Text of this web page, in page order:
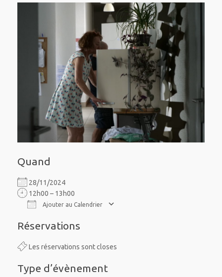
Quand
28/11/2024
12h00 – 13h00
Ajouter au Calendrier
Réservations
Les réservations sont closes
Type d’évènement